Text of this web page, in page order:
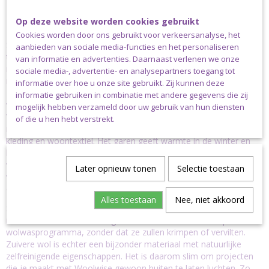
Nederlands en Engels. Geleverd per 1 stuk.
Over Woolwise
Scheepjes is toegewijd aan kwaliteit en duurzaamheid en dit komt
tot uitdrukking in een nieuw, gerecycled garen van
merinowol:Scheepjes Woolwise. Het gebruik van gerecycled
materiaal betekent een duurzamer en milieuvriendelijker product,
zonder in te leveren op kwaliteit. De heerlijk zachte vezels zorgen
voor een hoogwaardig garen met een prachtige stekendefinitie.
Woolwise is daarmee erg geschikt voor breipatronen met
kleding en woontextiel. Het garen geeft warmte in de winter en
vochtregulerende eigenschappen. Het is zacht voor de huid,
vriendelijk voor de planeet en bovendien erg
Scheepjes Woolwise is een superwash garen. Projecten gemaakt
wolwasprogramma, zonder dat ze zullen krimpen of vervilten.
Zuivere wol is echter een bijzonder materiaal met natuurlijke
zelfreinigende eigenschappen. Het is daarom slim om projecten
Op deze website worden cookies gebruikt
Cookies worden door ons gebruikt voor verkeersanalyse, het
aanbieden van sociale media-functies en het personaliseren
van informatie en advertenties. Daarnaast verlenen we onze
sociale media-, advertentie- en analysepartners toegang tot
informatie over hoe u onze site gebruikt. Zij kunnen deze
informatie gebruiken in combinatie met andere gegevens die zij
mogelijk hebben verzameld door uw gebruik van hun diensten
of die u hen hebt verstrekt.
Later opnieuw tonen Selectie toestaan
Alles toestaan Nee, niet akkoord